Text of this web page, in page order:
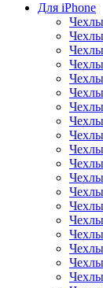
Для iPhone